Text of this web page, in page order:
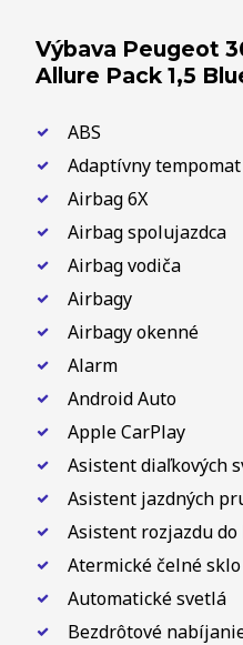
Výbava Peugeot
Allure Pack 1,5
ABS
Adaptívny tempomat
Airbag 6X
Airbag spolujazdca
Airbag vodiča
Airbagy
Airbagy okenné
Alarm
Android Auto
Apple CarPlay
Asistent diaľkových
Asistent jazdných
Asistent rozjazdu do
Atermické čelné sklo
Automatické svetlá
Bezdrôtové